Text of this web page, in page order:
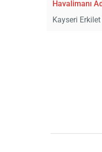
Havalimanı
Kayseri